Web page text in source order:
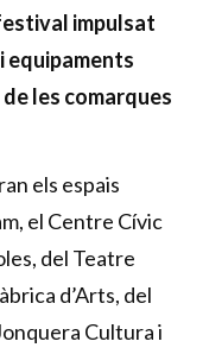
impulsat
les comarques
els espais
el Centre Cívic
del Teatre
d’Arts, del
Cultura i